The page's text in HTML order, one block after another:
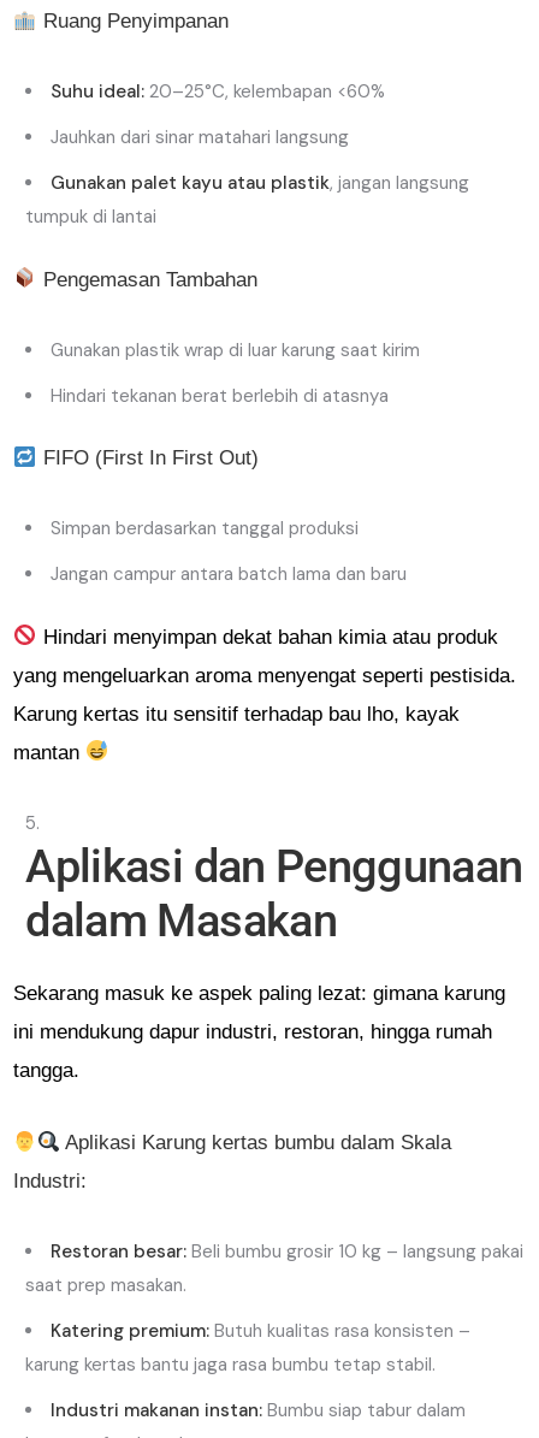
Ruang Penyimpanan
Suhu ideal: 20–25°C, kelembapan <60%
Jauhkan dari sinar matahari langsung
Gunakan palet kayu atau plastik, jangan langsung
tumpuk di lantai
Pengemasan Tambahan
Gunakan plastik wrap di luar karung saat kirim
Hindari tekanan berat berlebih di atasnya
FIFO (First In First Out)
Simpan berdasarkan tanggal produksi
Jangan campur antara batch lama dan baru
Hindari menyimpan dekat bahan kimia atau produk
yang mengeluarkan aroma menyengat seperti pestisida.
Karung kertas itu sensitif terhadap bau lho, kayak
mantan
Aplikasi dan Penggunaan
dalam Masakan
Sekarang masuk ke aspek paling lezat: gimana karung
ini mendukung dapur industri, restoran, hingga rumah
tangga.
Aplikasi Karung kertas bumbu dalam Skala
Industri:
Restoran besar: Beli bumbu grosir 10 kg – langsung pakai
saat prep masakan.
Katering premium: Butuh kualitas rasa konsisten –
karung kertas bantu jaga rasa bumbu tetap stabil.
Industri makanan instan: Bumbu siap tabur dalam